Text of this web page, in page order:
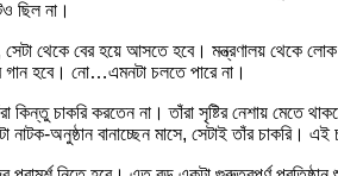
ছিল না।
থেকে বের হয়ে আসতে হবে। মন্ত্রণালয় থেকে
হবে। নো…এমনটা চলতে পারে না।
চাকরি করতেন না। তাঁরা সৃষ্টির নেশায় মেতে
অনুষ্ঠান বানাচ্ছেন মাসে, সেটাই তাঁর চাকরি। এই